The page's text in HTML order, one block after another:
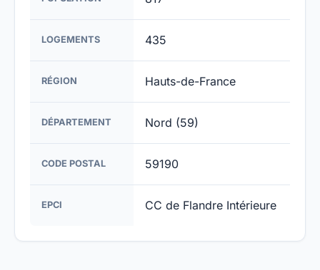
LOGEMENTS 435
RÉGION Hauts-de-France
DÉPARTEMENT Nord (59)
CODE POSTAL 59190
EPCI CC de Flandre Intérieure